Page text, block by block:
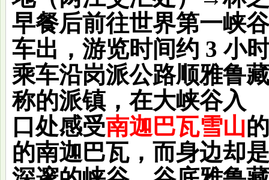
早餐后前往世界第一峡
车出，游览时间约 3 小
乘车沿岗派公路顺雅鲁
称的派镇，在大峡谷入
口处感受南迦巴瓦雪山
的南迦巴瓦，而身边却是